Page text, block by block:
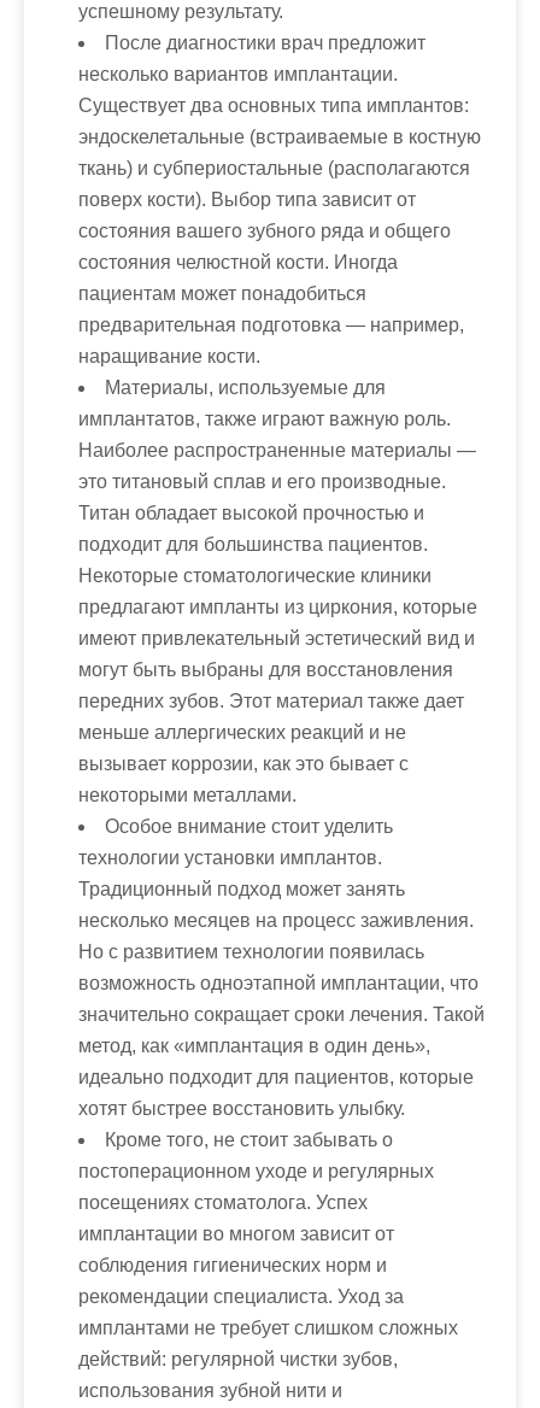
успешному результату.
После диагностики врач предложит
несколько вариантов имплантации.
Существует два основных типа имплантов:
эндоскелетальные (встраиваемые в костную
ткань) и субпериостальные (располагаются
поверх кости). Выбор типа зависит от
состояния вашего зубного ряда и общего
состояния челюстной кости. Иногда
пациентам может понадобиться
предварительная подготовка — например,
наращивание кости.
Материалы, используемые для
имплантатов, также играют важную роль.
Наиболее распространенные материалы —
это титановый сплав и его производные.
Титан обладает высокой прочностью и
подходит для большинства пациентов.
Некоторые стоматологические клиники
предлагают импланты из циркония, которые
имеют привлекательный эстетический вид и
могут быть выбраны для восстановления
передних зубов. Этот материал также дает
меньше аллергических реакций и не
вызывает коррозии, как это бывает с
некоторыми металлами.
Особое внимание стоит уделить
технологии установки имплантов.
Традиционный подход может занять
несколько месяцев на процесс заживления.
Но с развитием технологии появилась
возможность одноэтапной имплантации, что
значительно сокращает сроки лечения. Такой
метод, как «имплантация в один день»,
идеально подходит для пациентов, которые
хотят быстрее восстановить улыбку.
Кроме того, не стоит забывать о
постоперационном уходе и регулярных
посещениях стоматолога. Успех
имплантации во многом зависит от
соблюдения гигиенических норм и
рекомендации специалиста. Уход за
имплантами не требует слишком сложных
действий: регулярной чистки зубов,
использования зубной нити и